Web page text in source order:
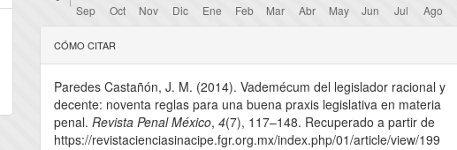
Detalles
del
artículo
CÓMO CITAR
Paredes Castañón, J. M. (2014). Vademécum del legislador racional y
decente: noventa reglas para una buena praxis legislativa en materia
penal.Revista Penal México,4(7), 117–148. Recuperado a partir de
https://revistacienciasinacipe.fgr.org.mx/index.php/01/article/view/199